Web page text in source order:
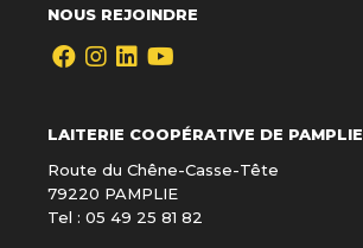
NOUS REJOINDRE
LAITERIE COOPÉRATIVE DE PAMPLIE
Route du Chêne-Casse-Tête
79220 PAMPLIE
Tel : 05 49 25 81 82